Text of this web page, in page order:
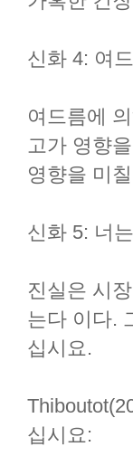
신화 4: 여
여드름에
고가 영향
영향을 미
신화 5: 너
진실은 시
는다 이다.
십시요.
십시요: